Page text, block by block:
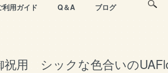
利用ガイド Q＆A ブログ
祝用 シックな色合いの